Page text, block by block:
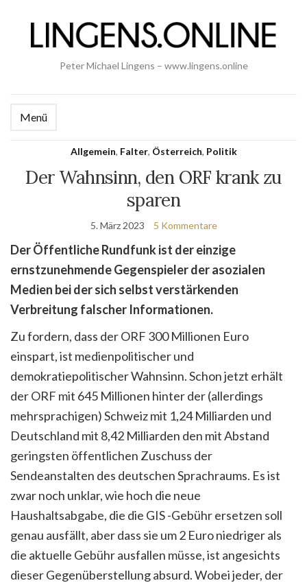
Peter Michael Lingens – www.lingens.online
Menü
Allgemein, Falter, Österreich, Politik
Der Wahnsinn, den ORF krank zu
sparen
5. März 2023 5 Kommentare
Der Öffentliche Rundfunk ist der einzige
ernstzunehmende Gegenspieler der asozialen
Medien bei der sich selbst verstärkenden
Verbreitung falscher Informationen.
Zu fordern, dass der ORF 300 Millionen Euro
einspart, ist medienpolitischer und
demokratiepolitischer Wahnsinn. Schon jetzt erhält
der ORF mit 645 Millionen hinter der (allerdings
mehrsprachigen) Schweiz mit 1,24 Milliarden und
Deutschland mit 8,42 Milliarden den mit Abstand
geringsten öffentlichen Zuschuss der
Sendeanstalten des deutschen Sprachraums. Es ist
zwar noch unklar, wie hoch die neue
Haushaltsabgabe, die die GIS -Gebühr ersetzen soll
genau ausfällt, aber dass sie um 2 Euro niedriger als
die aktuelle Gebühr ausfallen müsse, ist angesichts
dieser Gegenüberstellung absurd. Wobei jeder, der